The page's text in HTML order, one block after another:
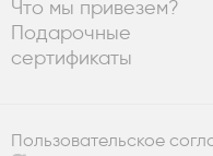
Что мы привезем?
Подарочные
сертификаты
Пользовательское